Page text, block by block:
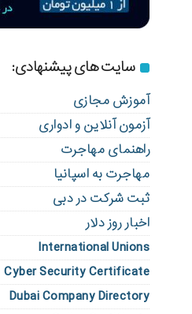
سایت های پیشنهادی:
آموزش مجازی
آزمون آنلاین و ادواری
راهنمای مهاجرت
مهاجرت به اسپانیا
ثبت شرکت در دبی
اخبار روز دلار
International Unions
Cyber Security Certificate
Dubai Company Directory